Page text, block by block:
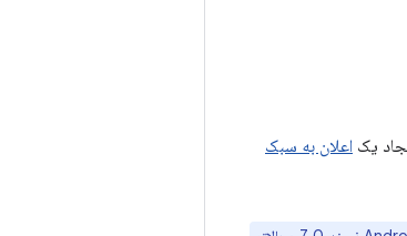
یک اعلان به سبک